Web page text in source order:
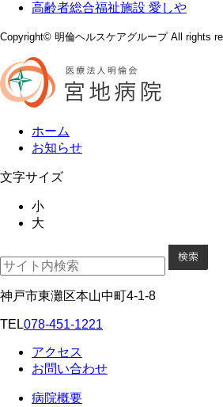
高齢者総合福祉施設 愛しや
Copyright© 明倫ヘルスケアグループ All rights
ホーム
お知らせ
文字サイズ
小
大
神戸市東灘区本山中町4-1-8
TEL078-451-1221
アクセス
お問い合わせ
病院概要